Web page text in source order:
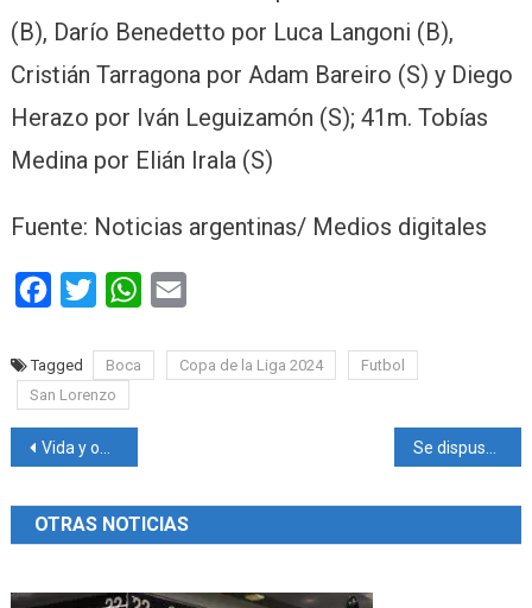
(B), Darío Benedetto por Luca Langoni (B),
Cristián Tarragona por Adam Bareiro (S) y Diego
Herazo por Iván Leguizamón (S); 41m. Tobías
Medina por Elián Irala (S)
Fuente: Noticias argentinas/ Medios digitales
Facebook
Twitter WhatsApp
Tagged Boca Copa de la Liga 2024
Futbol
San Lorenzo
Navegación
de
entradas
Vida y obra del 24 de marzo Se dispuso el cierre de las delegaciones provinciales del ENACOM (Ente Nacional de Comunicaciones). Se temen más de 500 despidos
OTRAS NOTICIAS